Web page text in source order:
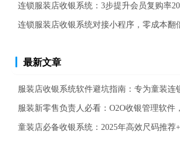
连锁服装店收银系统：3步提升会员复购率
连锁服装店收银系统对接小程序，零成本翻
最新文章
服装店收银系统软件避坑指南：专为童装连
服装新零售负责人必看：O2O收银管理软件，
童装店必备收银系统：2025年高效尺码推荐+